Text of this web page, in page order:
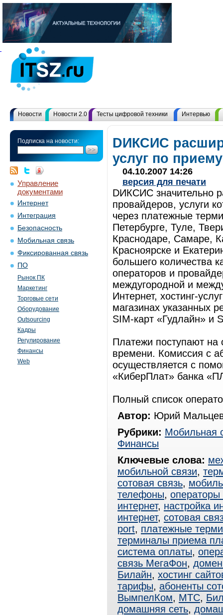
Новости Новости 2.0 Тесты цифровой техники Интервью
Подписка на новости:
Управление
документами
Интернет
Интеграция
Безопасность
Мобильная связь
Фиксированная связь
ПО
Рынок ПК
Маркетинг
Торговые сети
Оборудование
Outsourcing
Кадры
Регулирование
Финансы
Web
DИКСИС
услуг по
04.10.2007 14:26
версия для печати
DИКСИС значительно
провайдеров, услуги
через платежные
Петербурге, Туле,
Краснодаре, Самаре,
Красноярске и
большего количества
операторов и
междугородной и
Интернет, хостинг-
магазинах указанных
SIM-карт «Гудлайн» и
Платежи поступают на
времени. Комиссия с
осуществляется с
«КиберПлат» банка
Полный список
Автор: Юрий
Рубрики: Мобильная
Финансы
Ключевые слова:
мобильной связи,
сотовая связь,
телефоны, операторы
интернет, настройка
интернет, сотовая
port, платежные
терминалы приема
система оплаты,
связь МегаФон, домен
Билайн, хостинг
тарифы, абоненты
ВымпелКом, МТС,
домашняя сеть,